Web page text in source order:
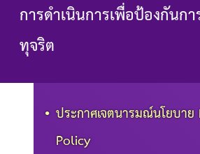
การดำเนินการเพื่อป้องกันก
ทุจริต
ประกาศเจตนารมณ์นโยบา
Policy